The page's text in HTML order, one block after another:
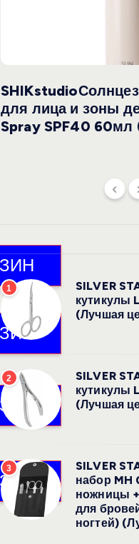
для лица и зоны
Spray SPF40
1
SILVER
кутикулы
(Лучшая
2
SILVER
кутикулы
(Лучшая
3
SILVER
набор MH
ножницы
для
ногтей)